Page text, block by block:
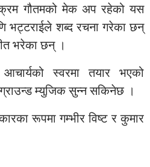
गौतमको मेक अप रहेको यस
भट्टराईले शब्द रचना गरेका छन्
भरेका छन् ।
स्वरमा तयार भएको
म्युजिक सुन्न सकिनेछ ।
रूपमा गम्भीर विष्ट र कुमार